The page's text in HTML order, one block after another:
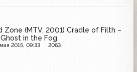
Zone (MTV, 2001) Cradle of Filth –
Ghost in the Fog
2015, 09:33 2063